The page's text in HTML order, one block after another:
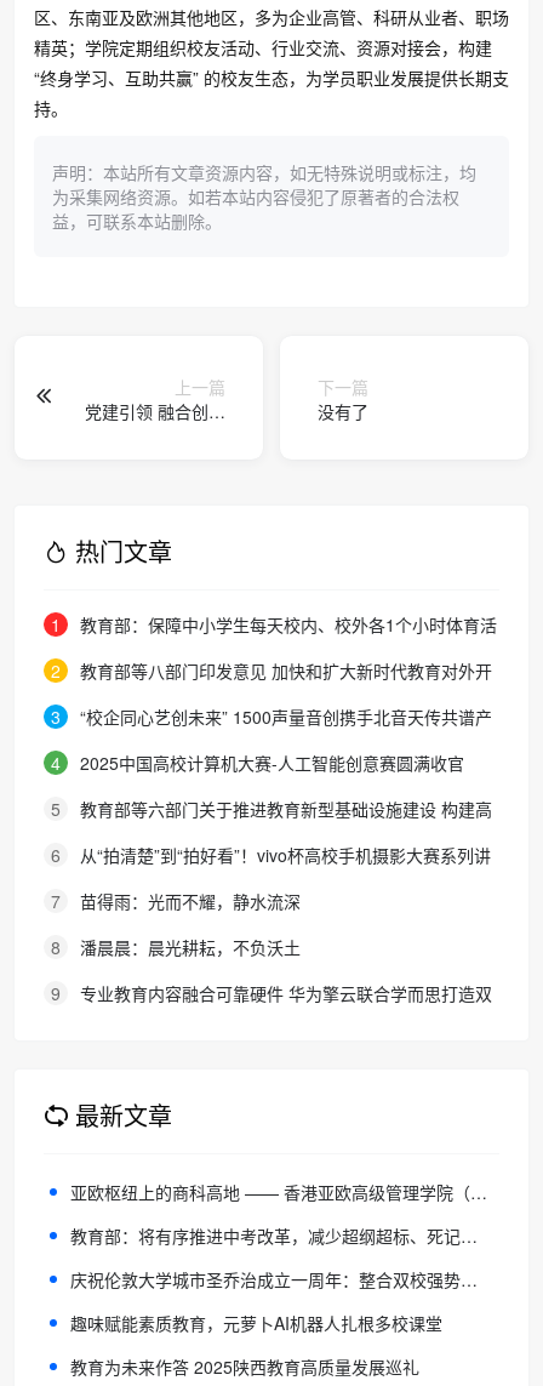
区、东南亚及欧洲其他地区，多为企业高管、科研从业者、职场
精英；学院定期组织校友活动、行业交流、资源对接会，构建
“终身学习、互助共赢” 的校友生态，为学员职业发展提供长期支
持。
声明：本站所有文章资源内容，如无特殊说明或标注，均
为采集网络资源。如若本站内容侵犯了原著者的合法权
益，可联系本站删除。
上一篇
党建引领 融合创新
下一篇
没有了
热门文章
1
教育部：保障中小学生每天校内、校外各1个小时体育活
动时间
2
教育部等八部门印发意见 加快和扩大新时代教育对外开
放
3
“校企同心艺创未来” 1500声量音创携手北音天传共谱产
教融合新篇章
4
2025中国高校计算机大赛-人工智能创意赛圆满收官
5
教育部等六部门关于推进教育新型基础设施建设 构建高
质量教育支撑体系的指导意见
6
从“拍清楚”到“拍好看”！vivo杯高校手机摄影大赛系列讲
座走进广东科技学院
7
苗得雨：光而不耀，静水流深
8
潘晨晨：晨光耕耘，不负沃土
9
专业教育内容融合可靠硬件 华为擎云联合学而思打造双
最新文章
亚欧枢纽上的商科高地 —— 香港亚欧高级管理学院（HK AEAIM）全景解析
教育部：将有序推进中考改革，减少超纲超标、死记硬背和“机械式刷题”
庆祝伦敦大学城市圣乔治成立一周年：整合双校强势资源，推动前沿教育实践
趣味赋能素质教育，元萝卜AI机器人扎根多校课堂
教育为未来作答 2025陕西教育高质量发展巡礼